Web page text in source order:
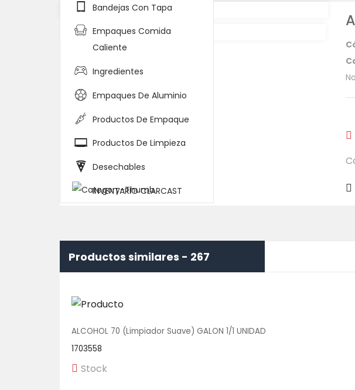
Bandejas Con Tapa
Empaques Comida
Caliente
Ingredientes
Empaques De Aluminio
Productos De Empaque
Productos De Limpieza
Desechables
INVENTARIO CLARCAST
Productos similares - 267
ALCOHOL 70 (Limpiador Suave) GALON 1/1 UNIDAD
1703558
Stock